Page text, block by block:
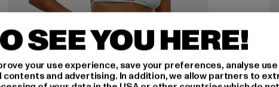
SEE YOU HERE!
your use experience, save your preferences, analyse
and advertising. In addition, we allow partners to